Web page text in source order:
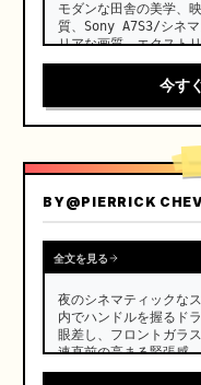
モダンな田舎の美学、
質、Sony A7S3/シネ
リアな画質、エクスト
あるライティング、癒
[シーン]
手入れの行き届いたモ
ン、背景には青々とし
モダンな田舎のクリエ
アピンで無造作にまと
[ショット詳細]…
今す
BY@PIERRICK
全文を見る
夜のシネマティックな
内でハンドルを握るド
眼差し、フロントガラ
速直前の高まる緊張感